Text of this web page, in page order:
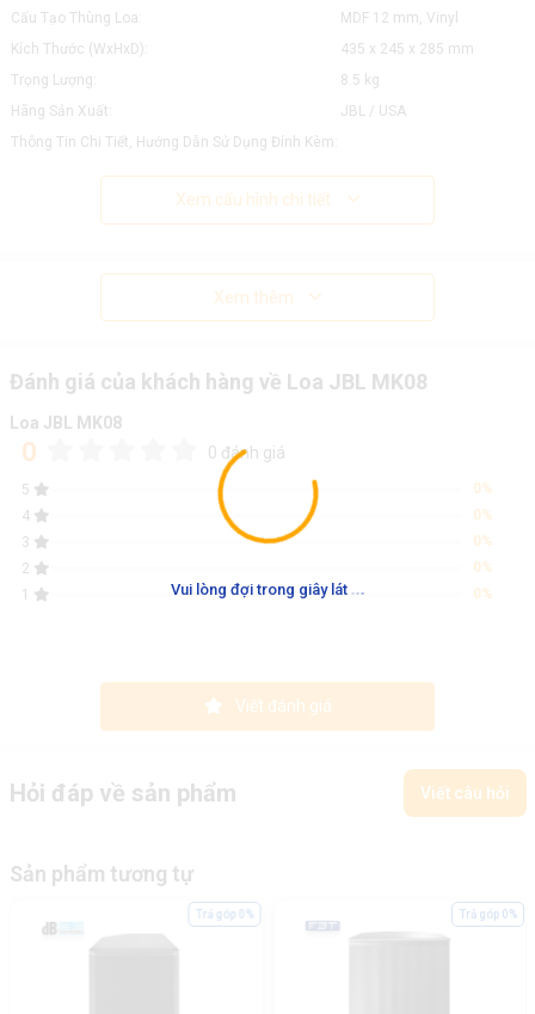
Vui lòng đợi trong giây lát ...
Cấu Tạo Thùng Loa:
MDF 12 mm, Vinyl
Kích Thước (WxHxD):
435 x 245 x 285 mm
Trọng Lượng:
8.5 kg
Hãng Sản Xuất:
JBL / USA
Thông Tin Chi Tiết, Hướng Dẫn Sử Dụng Đính Kèm:
Xem cấu hình chi tiết
Xem thêm
Đánh giá của khách hàng về Loa JBL MK08
Loa JBL MK08
0 0 đánh giá
5
0%
4
0%
3
0%
2
0%
1
0%
Viết đánh giá
Hỏi đáp về sản phẩm Viết câu hỏi
Sản phẩm tương tự
Trả góp 0% Trả góp 0%